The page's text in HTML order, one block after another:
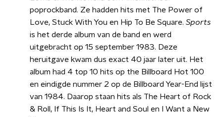
poprockband. Ze hadden hits met The Power of
Love, Stuck With You en Hip To Be Square. Sports
is het derde album van de band en werd
uitgebracht op 15 september 1983. Deze
heruitgave kwam dus exact 40 jaar later uit. Het
album had 4 top 10 hits op the Billboard Hot 100
en eindigde nummer 2 op de Billboard Year-End lijst
van 1984. Daarop staan hits als The Heart of Rock
& Roll, If This Is It, Heart and Soul en I Want a New